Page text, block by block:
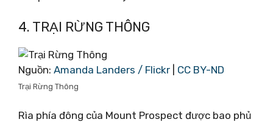
4. TRẠI RỪNG THÔNG
Nguồn: Amanda Landers / Flickr CC BY-ND
Trại Rừng Thông
Rìa phía đông của Mount Prospect được bao phủ